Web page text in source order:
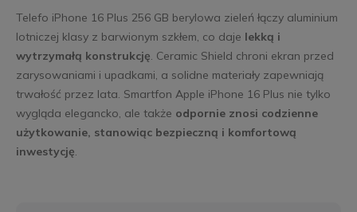
Telefo iPhone 16 Plus 256 GB berylowa zieleń łączy aluminium
lotniczej klasy z barwionym szkłem, co daje lekką i
wytrzymałą konstrukcję. Ceramic Shield chroni ekran przed
zarysowaniami i upadkami, a solidne materiały zapewniają
trwałość przez lata. Smartfon Apple iPhone 16 Plus nie tylko
wygląda elegancko, ale także odpornie znosi codzienne
użytkowanie, stanowiąc bezpieczną i komfortową
inwestycję.